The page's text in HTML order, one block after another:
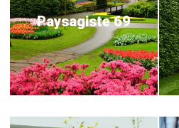
Paysagiste 69